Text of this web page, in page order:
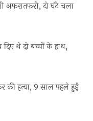
दो घंटे चला
थे दो बच्चों के हाथ,
की हत्या, 9 साल पहले हुई